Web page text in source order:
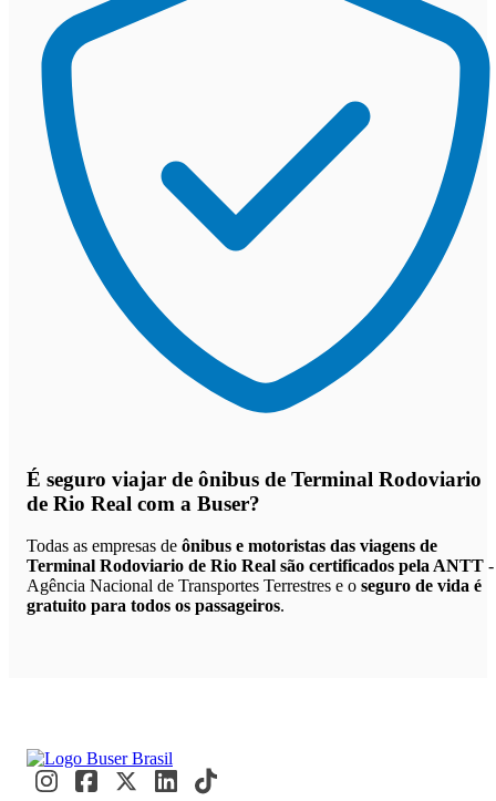
É seguro viajar de ônibus de Terminal Rodoviario
de Rio Real com a Buser?
Todas as empresas de ônibus e motoristas das viagens de
Terminal Rodoviario de Rio Real são certificados pela ANTT -
Agência Nacional de Transportes Terrestres e o seguro de vida é
gratuito para todos os passageiros.